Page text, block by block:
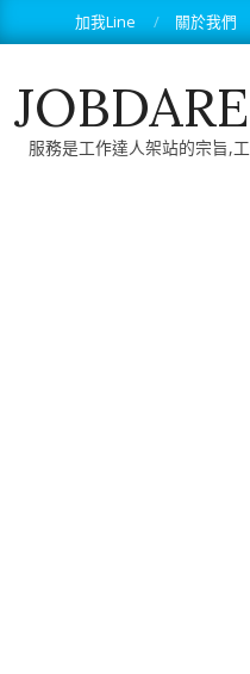
to
加我Line 關於我們
服務是工作達人架站的宗旨,